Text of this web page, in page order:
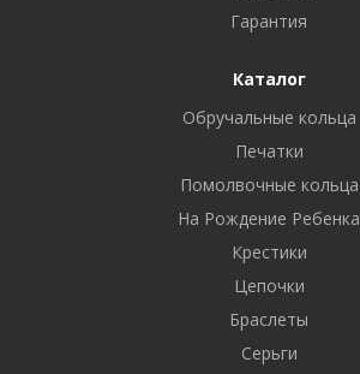
Гарантия
Каталог
Обручальные кольца
Печатки
Помолвочные кольца
На Рождение Ребенка
Крестики
Цепочки
Браслеты
Серьги